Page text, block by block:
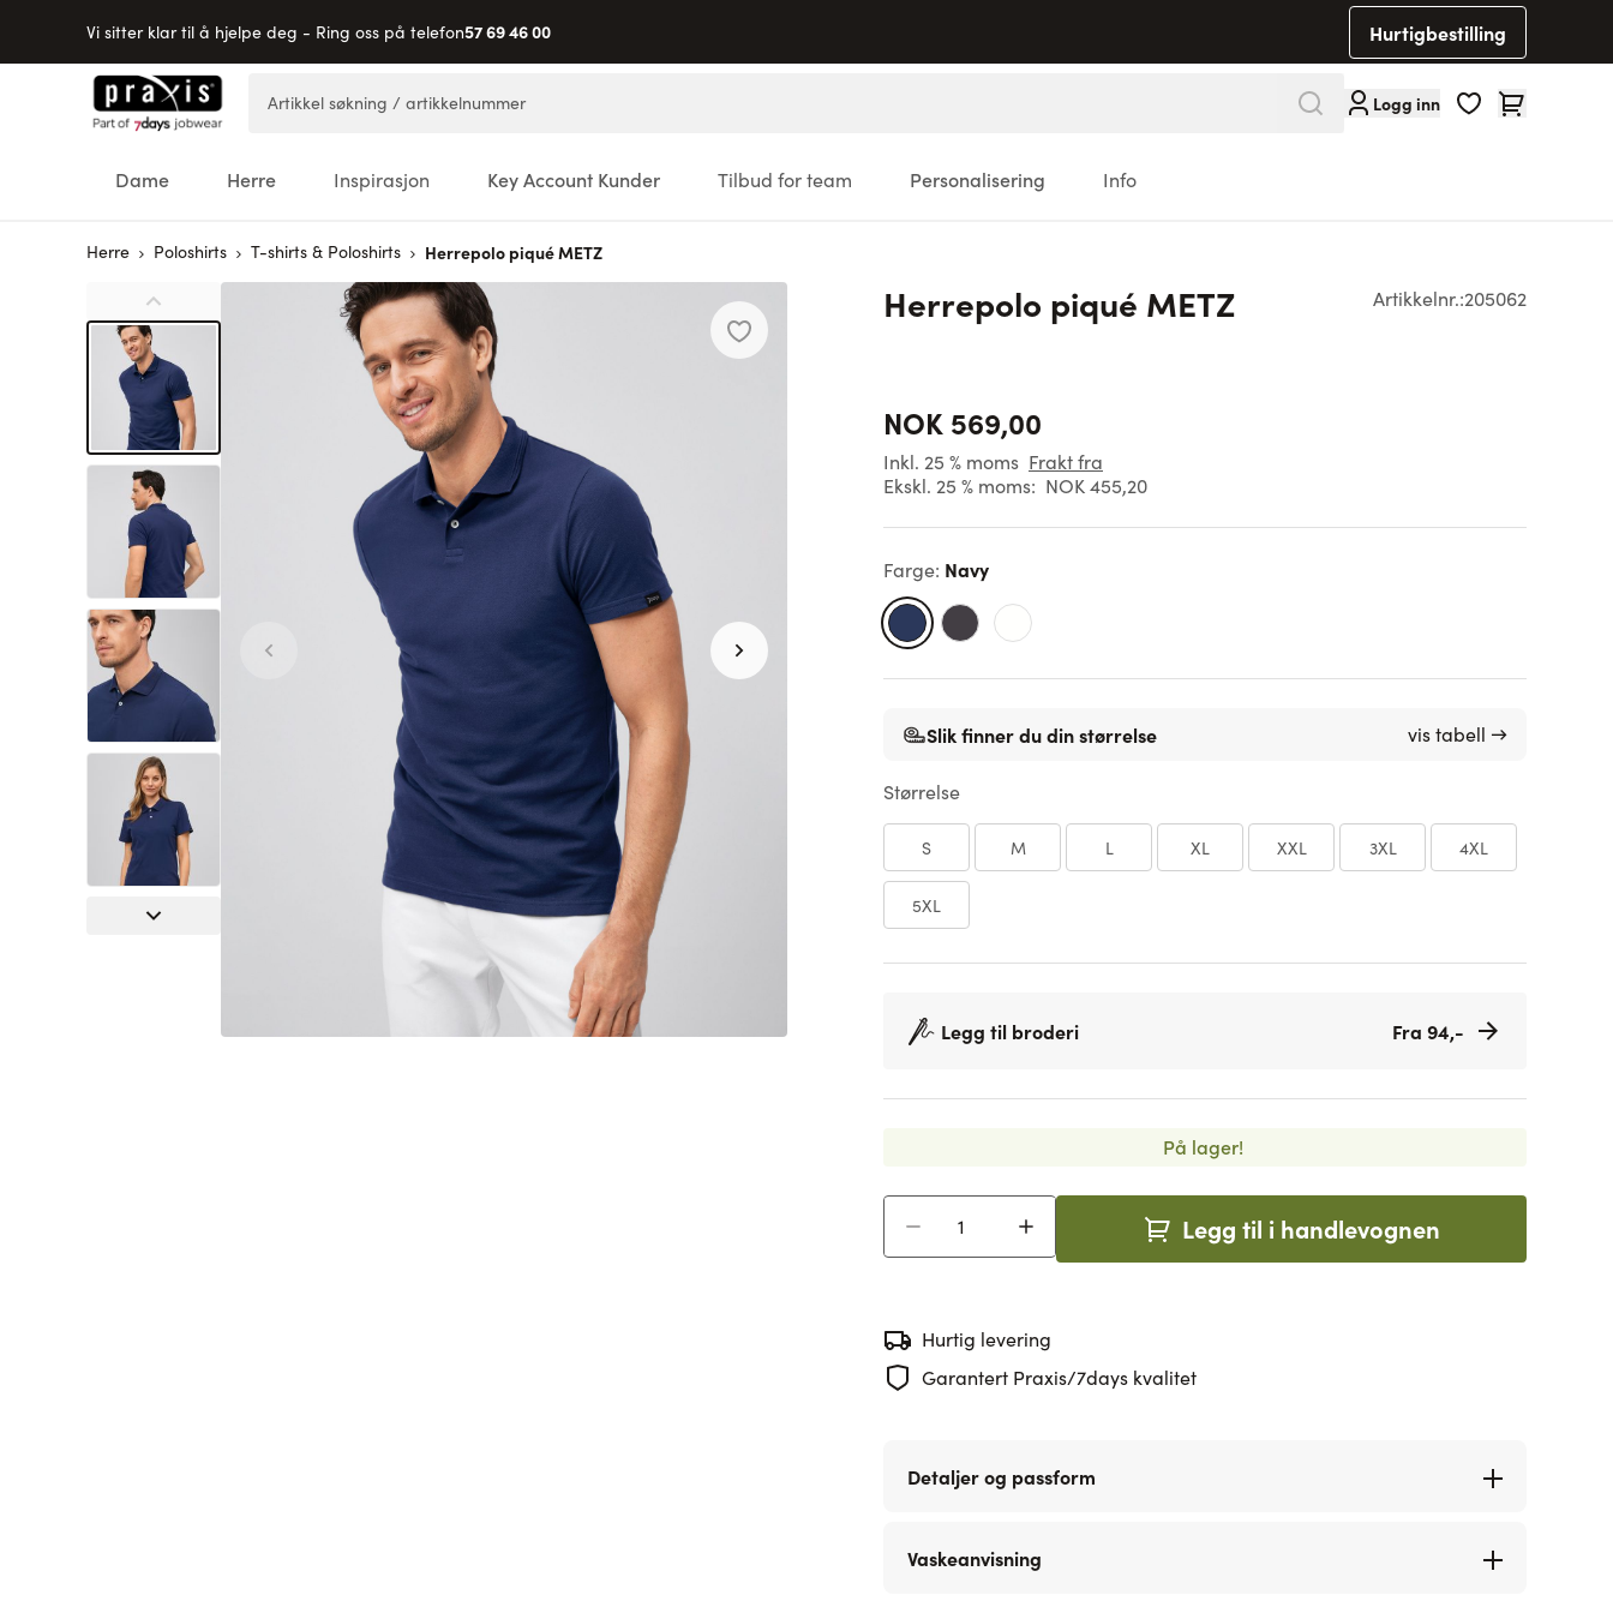
Vi sitter klar til å hjelpe deg - Ring oss på telefon57 69 46 00 Hurtigbestilling
Hopp til innhold
Logg inn Cart
Dame Herre Inspirasjon Key Account Kunder Tilbud for team Personalisering Info
Herre Poloshirts T-shirts & Poloshirts Herrepolo piqué METZ
Artikkelnr.:205062
Herrepolo piqué METZ
NOK 569,00
Inkl. 25 % moms Frakt fra
Ekskl. 25 % moms: NOK 455,20
Farge: Navy
Slik finner du din størrelse vis tabell →
Størrelse
S M L XL XXL 3XL 4XL
5XL
Legg til broderi Fra 94,-
På lager!
Legg til i handlevognen
Hurtig levering
Garantert Praxis/7days kvalitet
Detaljer og passform
Vaskeanvisning